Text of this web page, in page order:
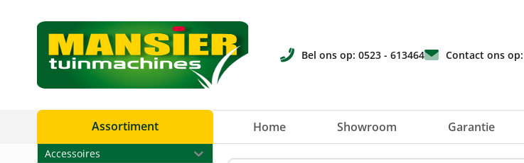
Bel ons op: 0523 - 613464 Contact ons
Assortiment Home Showroom Garantie
Accessoires